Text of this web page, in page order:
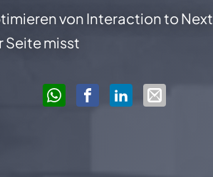
von Interaction to Next
Seite misst